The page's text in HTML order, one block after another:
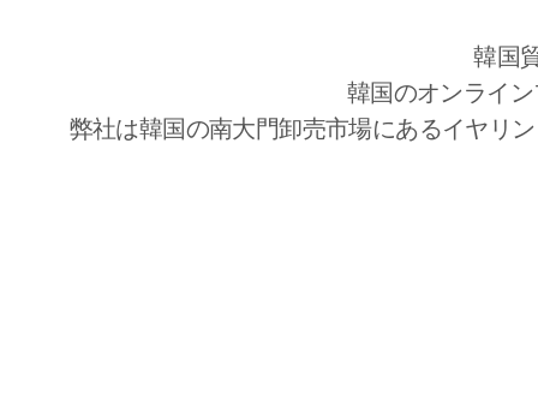
韓国
韓国のオンライ
弊社は韓国の南大門卸売市場にあるイヤリ